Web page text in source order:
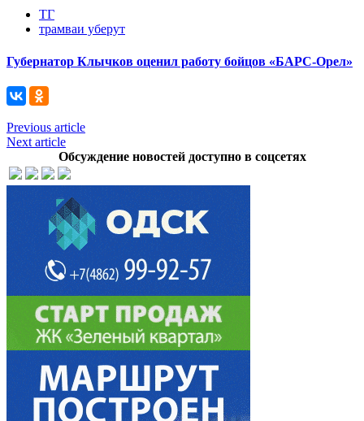
ТГ
трамваи уберут
Губернатор Клычков оценил работу бойцов «БАРС-Орел»
Previous article
Next article
Обсуждение новостей доступно в соцсетях